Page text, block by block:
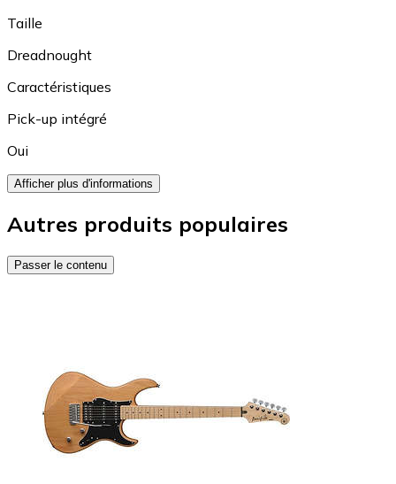
Taille
Dreadnought
Caractéristiques
Pick-up intégré
Oui
Afficher plus d'informations
Autres produits populaires
Passer le contenu